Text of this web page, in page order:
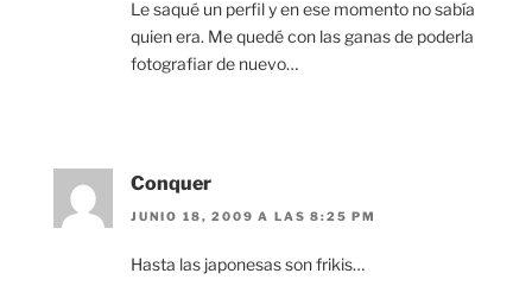
Le saqué un perfil y en ese momento no sabía
quien era. Me quedé con las ganas de poderla
fotografiar de nuevo…
Conquer
JUNIO 18, 2009 A LAS 8:25 PM
Hasta las japonesas son frikis…